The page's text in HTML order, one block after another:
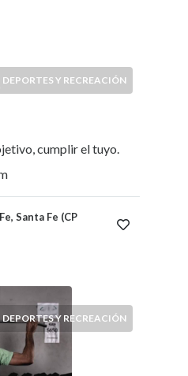
DEPORTES Y RECREACIÓN
cumplir el tuyo.
Santa Fe (CP
DEPORTES Y RECREACIÓN